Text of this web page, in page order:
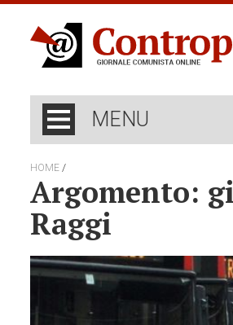
MENU
HOME /
Argomento:
Raggi